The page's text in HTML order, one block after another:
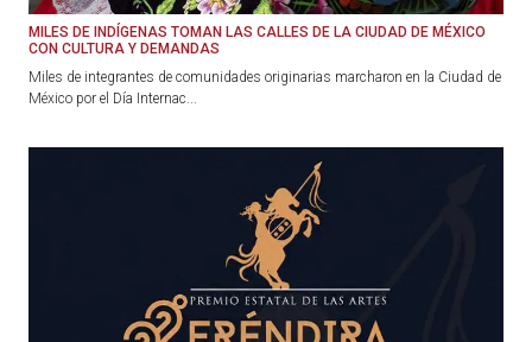
MILES DE INDÍGENAS TOMAN LAS CALLES DE LA CIUDAD DE MÉXICO
CON CULTURA Y DEMANDAS
Miles de integrantes de comunidades originarias marcharon en la Ciudad de
México por el Día Internac...